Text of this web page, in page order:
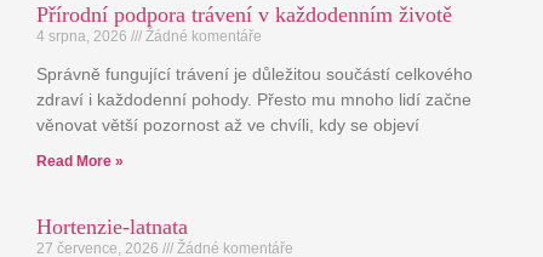
Přírodní podpora trávení v každodenním životě
4 srpna, 2026 Žádné komentáře
Správně fungující trávení je důležitou součástí celkového
zdraví i každodenní pohody. Přesto mu mnoho lidí začne
věnovat větší pozornost až ve chvíli, kdy se objeví
Read More »
Hortenzie-latnata
27 července, 2026 Žádné komentáře